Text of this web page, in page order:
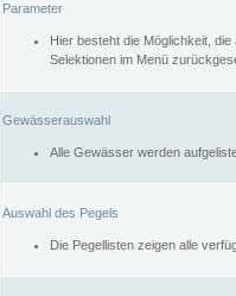
Parameter
Hier besteht die Möglichkeit,
Selektionen im Menü
Gewässerauswahl
Alle Gewässer werden
Auswahl des Pegels
Die Pegellisten zeigen alle